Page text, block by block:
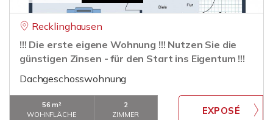
Recklinghausen
!!! Die erste eigene Wohnung !!! Nutzen Sie die
günstigen Zinsen - für den Start ins Eigentum !!!
Dachgeschosswohnung
56 m²
WOHNFLÄCHE
2
ZIMMER